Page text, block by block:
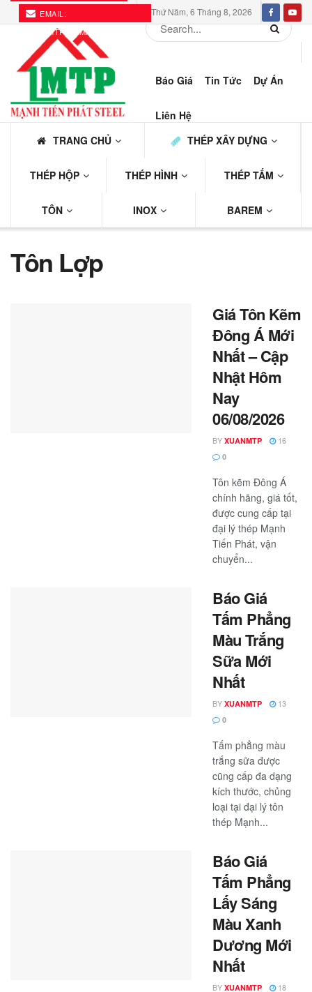
EMAIL:
THEPMTP@GMAIL.COM
Thứ Năm, 6 Tháng 8, 2026
Báo Giá Tin Tức Dự Án
Liên Hệ
TRANG CHỦ
THÉP XÂY DỰNG
THÉP HỘP THÉP HÌNH THÉP TẤM
TÔN INOX BAREM
Tôn Lợp
Giá Tôn Kẽm
Đông Á Mới
Nhất – Cập
Nhật Hôm
Nay
06/08/2026
BY XUANMTP 16
0
Tôn kẽm Đông Á
chính hãng, giá tốt,
được cung cấp tại
đại lý thép Mạnh
Tiến Phát, vận
chuyển...
Báo Giá
Tấm Phẳng
Màu Trắng
Sữa Mới
Nhất
BY XUANMTP 13
0
Tấm phẳng màu
trắng sữa được
cũng cấp đa dạng
kích thước, chủng
loại tại đại lý tôn
thép Mạnh...
Báo Giá
Tấm Phẳng
Lấy Sáng
Màu Xanh
Dương Mới
Nhất
BY XUANMTP 18